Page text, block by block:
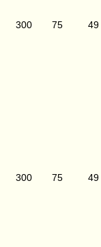
300 75 49
300 75 49